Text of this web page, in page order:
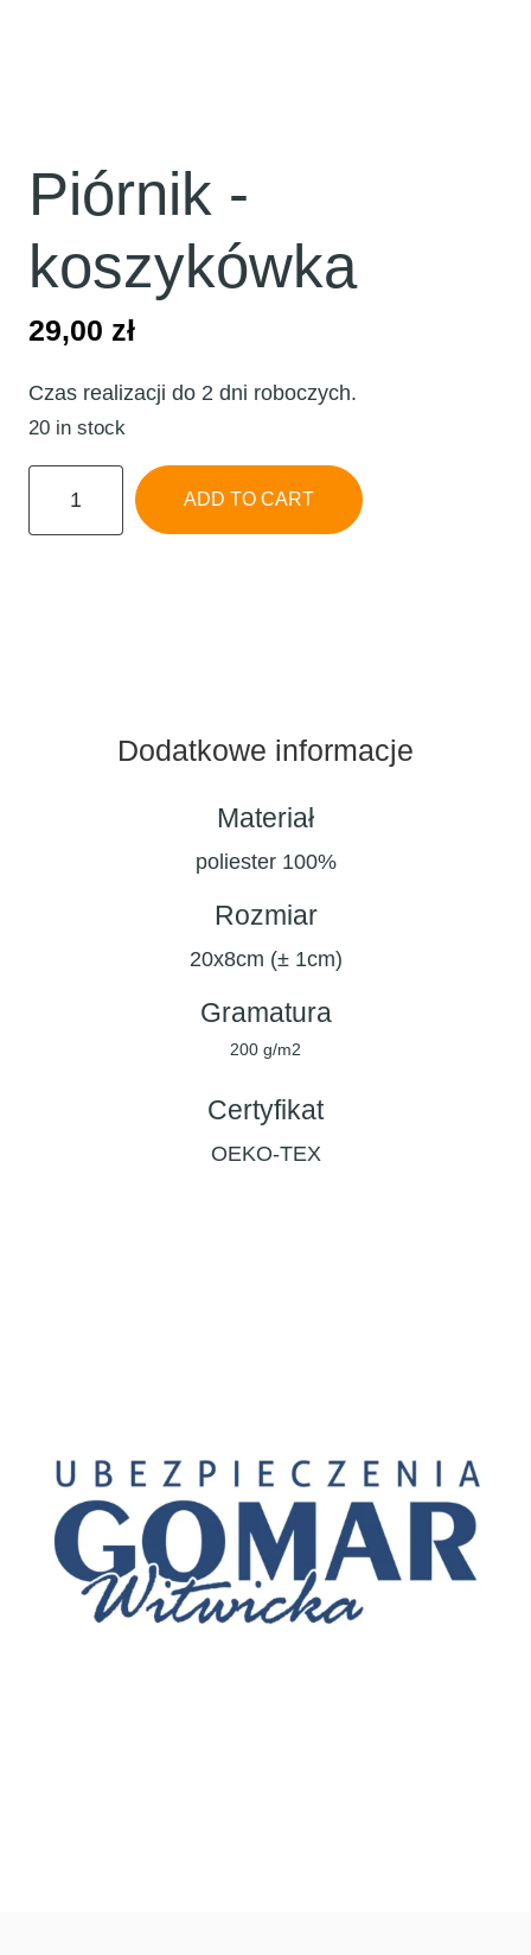
Piórnik -
koszykówka
29,00 zł
Czas realizacji do 2 dni roboczych.
20 in stock
ADD TO CART
Dodatkowe informacje
Materiał
poliester 100%
Rozmiar
20x8cm (± 1cm)
Gramatura
200 g/m2
Certyfikat
OEKO-TEX